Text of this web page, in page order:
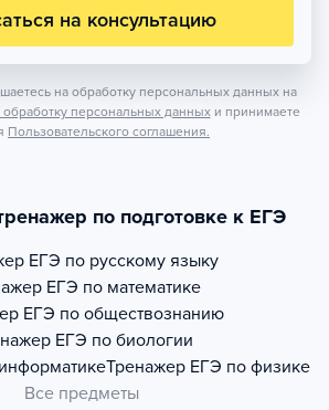
на консультацию
на обработку персональных данных на
обработку персональных данных и принимаете
Пользовательского соглашения.
по подготовке к ЕГЭ
ЕГЭ по русскому языку
ЕГЭ по математике
ЕГЭ по обществознанию
ЕГЭ по биологии
Тренажер ЕГЭ по физике
Все предметы